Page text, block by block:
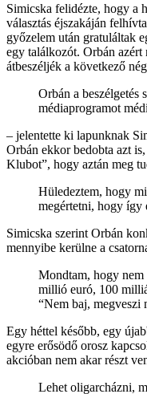
Simicska felidézte, hogy a
választás éjszakáján
győzelem után gratuláltak
egy találkozót. Orbán
átbeszéljék a következő
Orbán a beszélgetés
médiaprogramot
– jelentette ki lapunknak
Orbán ekkor bedobta azt
Klubot”, hogy aztán meg
Hüledeztem, hogy
megértetni, hogy így
Simicska szerint Orbán
mennyibe kerülne a
Mondtam, hogy nem
millió euró, 100
“Nem baj, megveszi
Egy héttel később, egy
egyre erősödő orosz
akcióban nem akar részt
Lehet oligarcházni,